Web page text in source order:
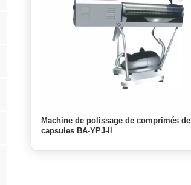
Machine de polissage de comprimés de
capsules BA-YPJ-ll